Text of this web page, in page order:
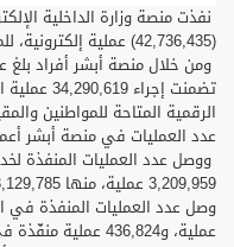
نفذت منصة وزارة الداخلية
(42,736,435) عملية إلكترونية، للمستفيدين عبر أبشر أفراد وأعمال.
تضمنت
الرقمية المتاحة للمواطنين
عدد العمليات في منصة أبشر أعمال إلى
ووصل عدد العمليات المنفذة
عملية، و436,824 عملية منفّذة في وكالة وزارة الداخلية للأحوال المدنية.